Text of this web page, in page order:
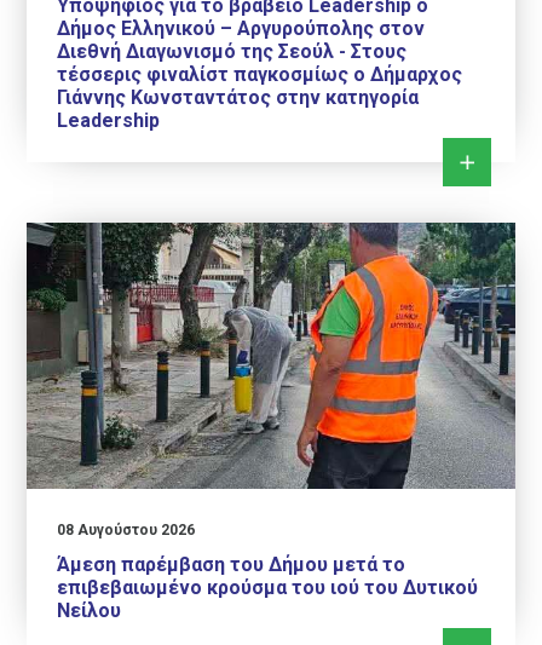
Υποψήφιος για το βραβείο Leadership ο
Δήμος Ελληνικού – Αργυρούπολης στον
Διεθνή Διαγωνισμό της Σεούλ - Στους
τέσσερις φιναλίστ παγκοσμίως ο Δήμαρχος
Γιάννης Κωνσταντάτος στην κατηγορία
Leadership
08 Αυγούστου 2026
Άμεση παρέμβαση του Δήμου μετά το
επιβεβαιωμένο κρούσμα του ιού του Δυτικού
Νείλου